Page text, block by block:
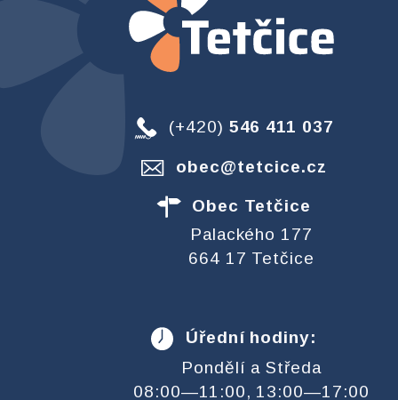
(+420) 546 411 037
obec@tetcice.cz
Obec Tetčice
Palackého 177
664 17 Tetčice
Úřední hodiny:
Pondělí a Středa
08:00—11:00, 13:00—17:00